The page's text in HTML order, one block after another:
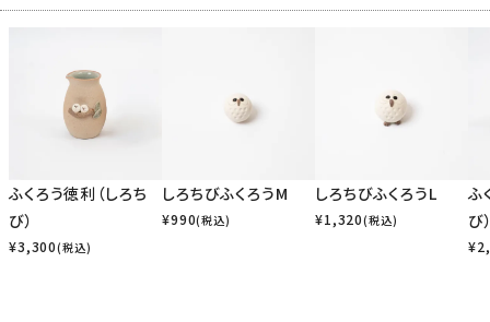
ふくろう徳利（しろち
び）
¥3,300(税込)
しろちびふくろうM
¥990(税込)
しろちびふくろうL
¥1,320(税込)
ふ
び
¥